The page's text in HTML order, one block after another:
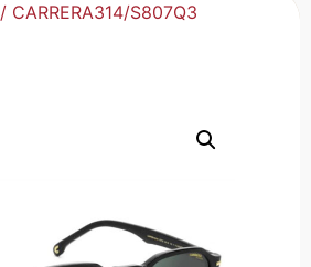
/ CARRERA314/S807Q3